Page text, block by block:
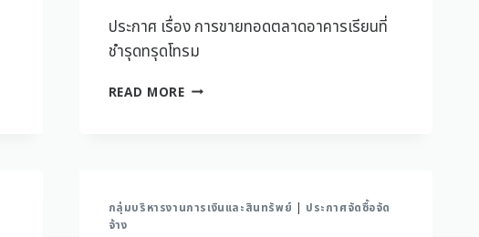
ประกาศ เรื่อง การขายทอดตลาดอาคารเรียนที่
ชำรุดทรุดโทรม
READ MORE
กลุ่มบริหารงานการเงินและสินทรัพย์ | ประกาศจัดซื้อจัด
จ้าง